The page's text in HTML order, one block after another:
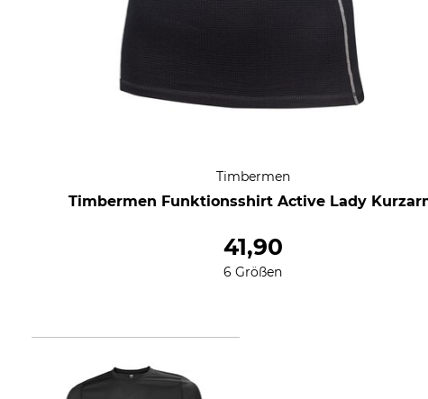
Timbermen
Timbermen Funktionsshirt Active Lady
41,90
6 Größen